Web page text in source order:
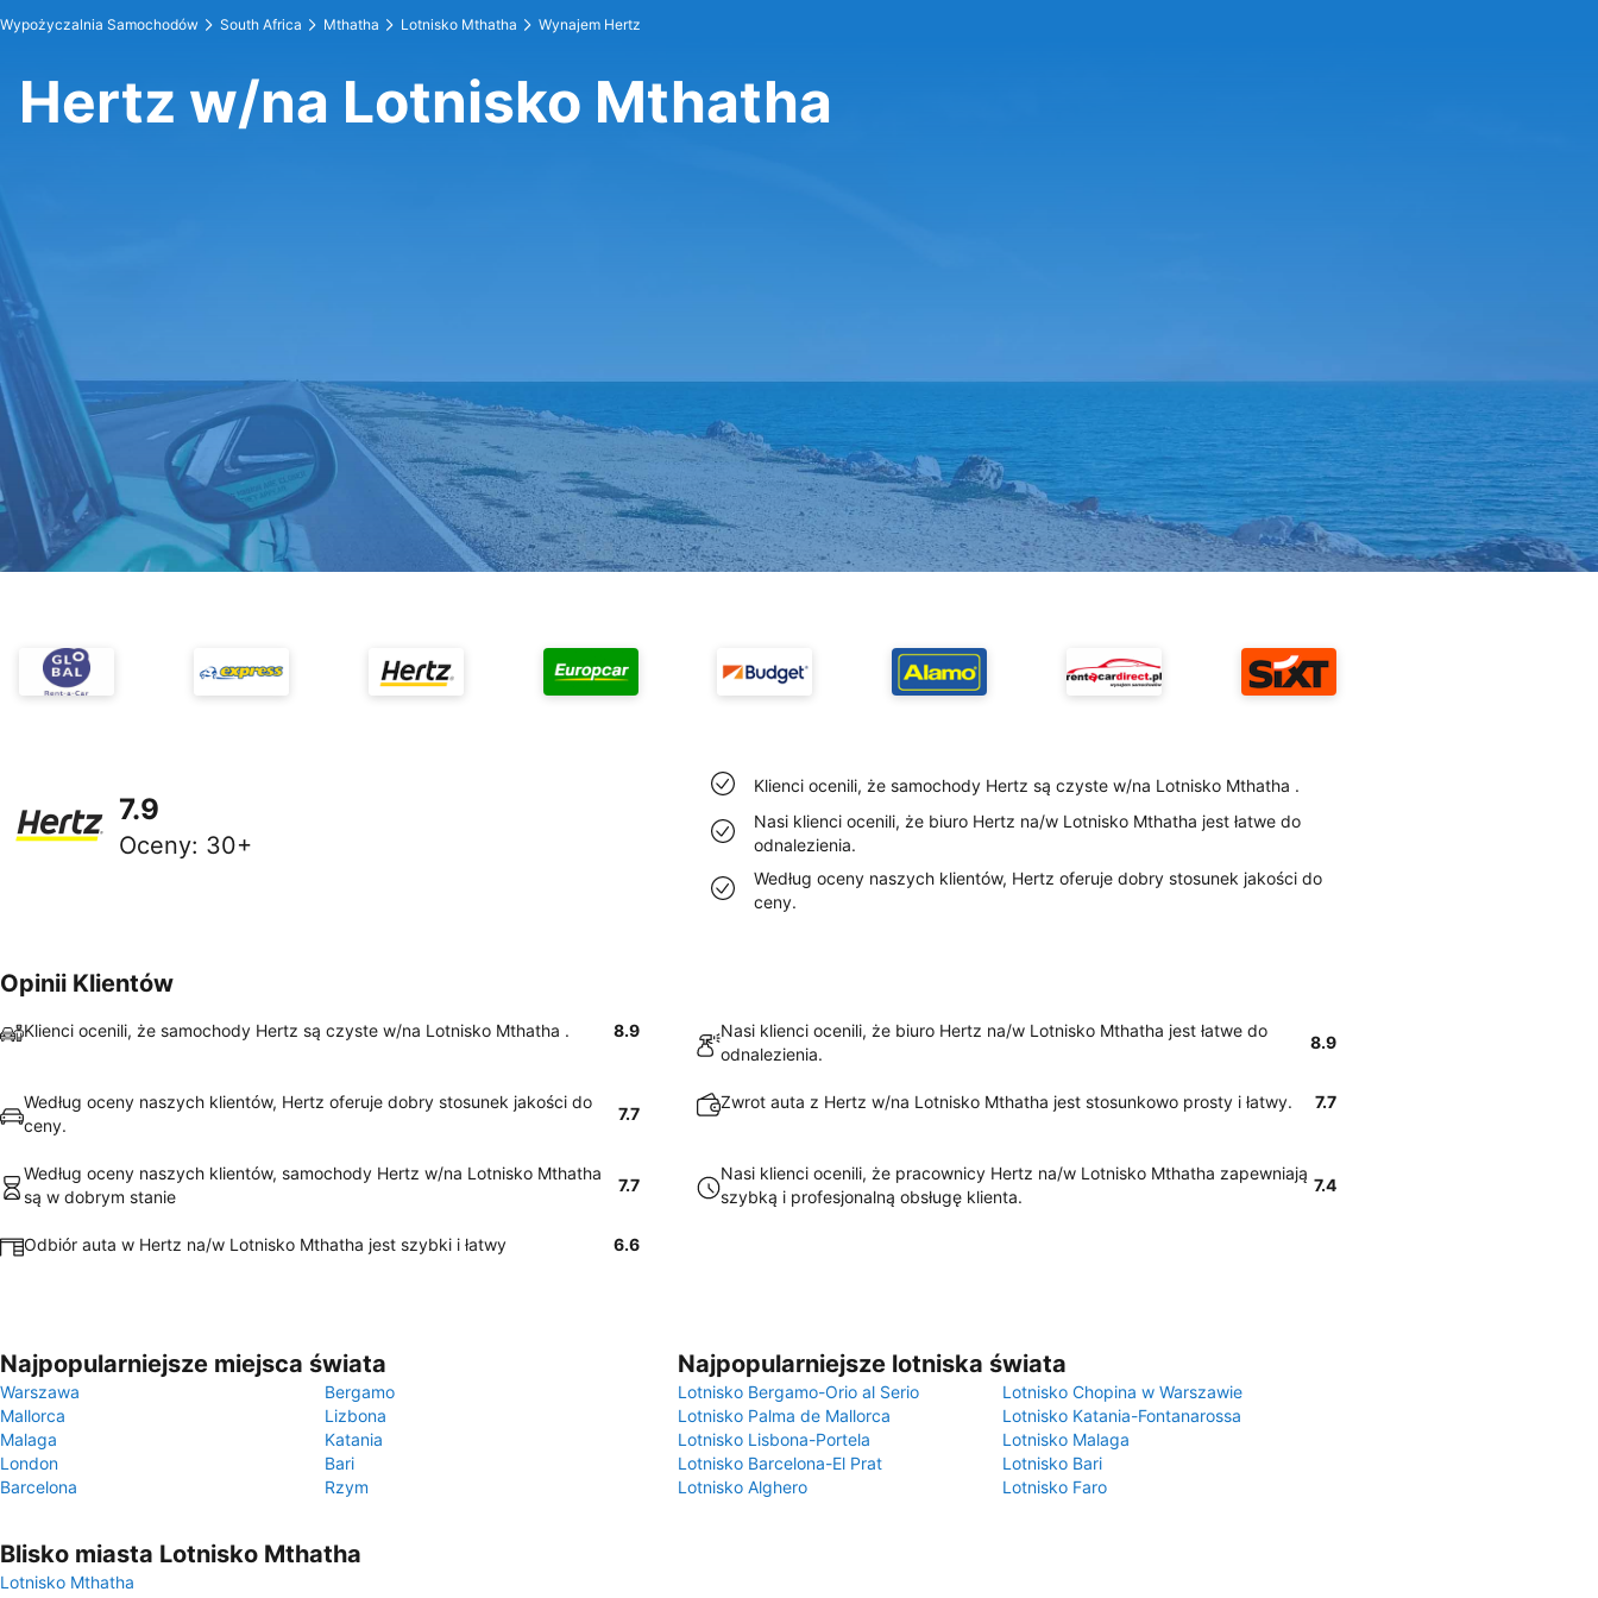
Wypożyczalnia Samochodów South Africa Mthatha Lotnisko Mthatha Wynajem Hertz
Hertz w/na Lotnisko Mthatha
7.9
Oceny: 30+
Klienci ocenili, że samochody Hertz są czyste w/na Lotnisko Mthatha .
Nasi klienci ocenili, że biuro Hertz na/w Lotnisko Mthatha jest łatwe do
odnalezienia.
Według oceny naszych klientów, Hertz oferuje dobry stosunek jakości do
ceny.
Opinii Klientów
Klienci ocenili, że samochody Hertz są czyste w/na Lotnisko Mthatha . 8.9
Nasi klienci ocenili, że biuro Hertz na/w Lotnisko Mthatha jest łatwe do
odnalezienia.
8.9
Według oceny naszych klientów, Hertz oferuje dobry stosunek jakości do
ceny.
7.7
Zwrot auta z Hertz w/na Lotnisko Mthatha jest stosunkowo prosty i łatwy. 7.7
Według oceny naszych klientów, samochody Hertz w/na Lotnisko Mthatha
są w dobrym stanie
7.7
Nasi klienci ocenili, że pracownicy Hertz na/w Lotnisko Mthatha zapewniają
szybką i profesjonalną obsługę klienta.
7.4
Odbiór auta w Hertz na/w Lotnisko Mthatha jest szybki i łatwy 6.6
Najpopularniejsze miejsca świata
Warszawa
Bergamo
Mallorca
Lizbona
Malaga
Katania
London
Bari
Barcelona
Rzym
Najpopularniejsze lotniska świata
Lotnisko Bergamo-Orio al Serio
Lotnisko Chopina w Warszawie
Lotnisko Palma de Mallorca
Lotnisko Katania-Fontanarossa
Lotnisko Lisbona-Portela
Lotnisko Malaga
Lotnisko Barcelona-El Prat
Lotnisko Bari
Lotnisko Alghero
Lotnisko Faro
Blisko miasta Lotnisko Mthatha
Lotnisko Mthatha